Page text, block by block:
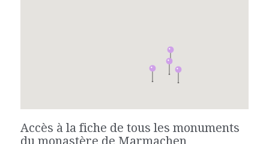
Accès à la fiche de tous les monuments
du monastère de Marmachen